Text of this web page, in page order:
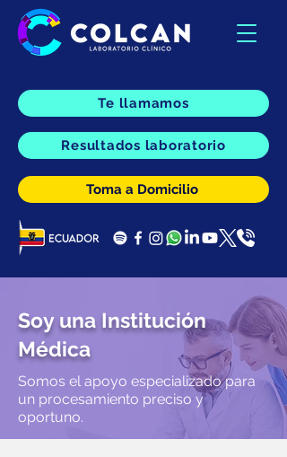
Te llamamos
Resultados laboratorio
Toma a Domicilio
Soy una Institución
Médica
Somos el apoyo especializado para
un procesamiento preciso y
oportuno.